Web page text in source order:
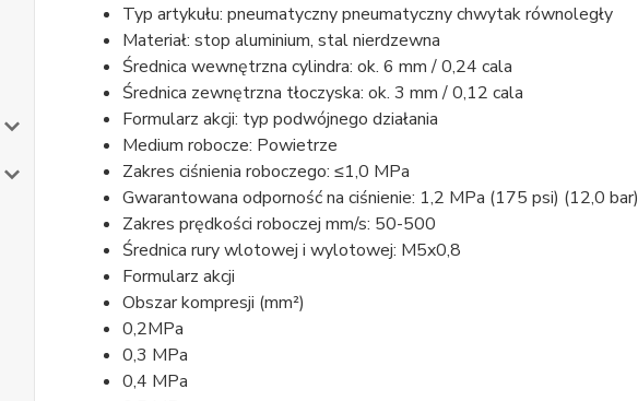
Typ artykułu: pneumatyczny pneumatyczny chwytak równoległy
Materiał: stop aluminium, stal nierdzewna
Średnica wewnętrzna cylindra: ok. 6 mm / 0,24 cala
Średnica zewnętrzna tłoczyska: ok. 3 mm / 0,12 cala
Formularz akcji: typ podwójnego działania
Medium robocze: Powietrze
Zakres ciśnienia roboczego: ≤1,0 MPa
Gwarantowana odporność na ciśnienie: 1,2 MPa (175 psi) (12,0 bar)
Zakres prędkości roboczej mm/s: 50-500
Średnica rury wlotowej i wylotowej: M5x0,8
Formularz akcji
Obszar kompresji (mm²)
0,2MPa
0,3 MPa
0,4 MPa